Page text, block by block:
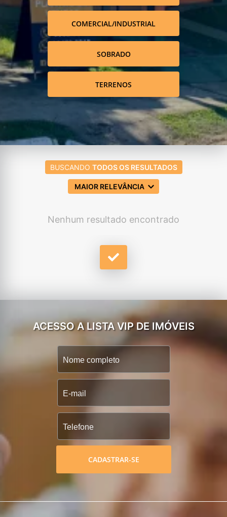
COMERCIAL/INDUSTRIAL
SOBRADO
TERRENOS
BUSCANDO TODOS OS RESULTADOS
MAIOR RELEVÂNCIA
Nenhum resultado encontrado
ACESSO A LISTA VIP DE IMÓVEIS
CADASTRAR-SE